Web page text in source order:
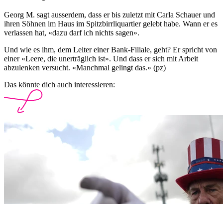
Georg M. sagt ausserdem, dass er bis zuletzt mit Carla Schauer und
ihren Söhnen im Haus im Spitzbirrliquartier gelebt habe. Wann er es
verlassen hat, «dazu darf ich nichts sagen».
Und wie es ihm, dem Leiter einer Bank-Filiale, geht? Er spricht von
einer «Leere, die unerträglich ist». Und dass er sich mit Arbeit
abzulenken versucht. «Manchmal gelingt das.» (pz)
Das könnte dich auch interessieren: